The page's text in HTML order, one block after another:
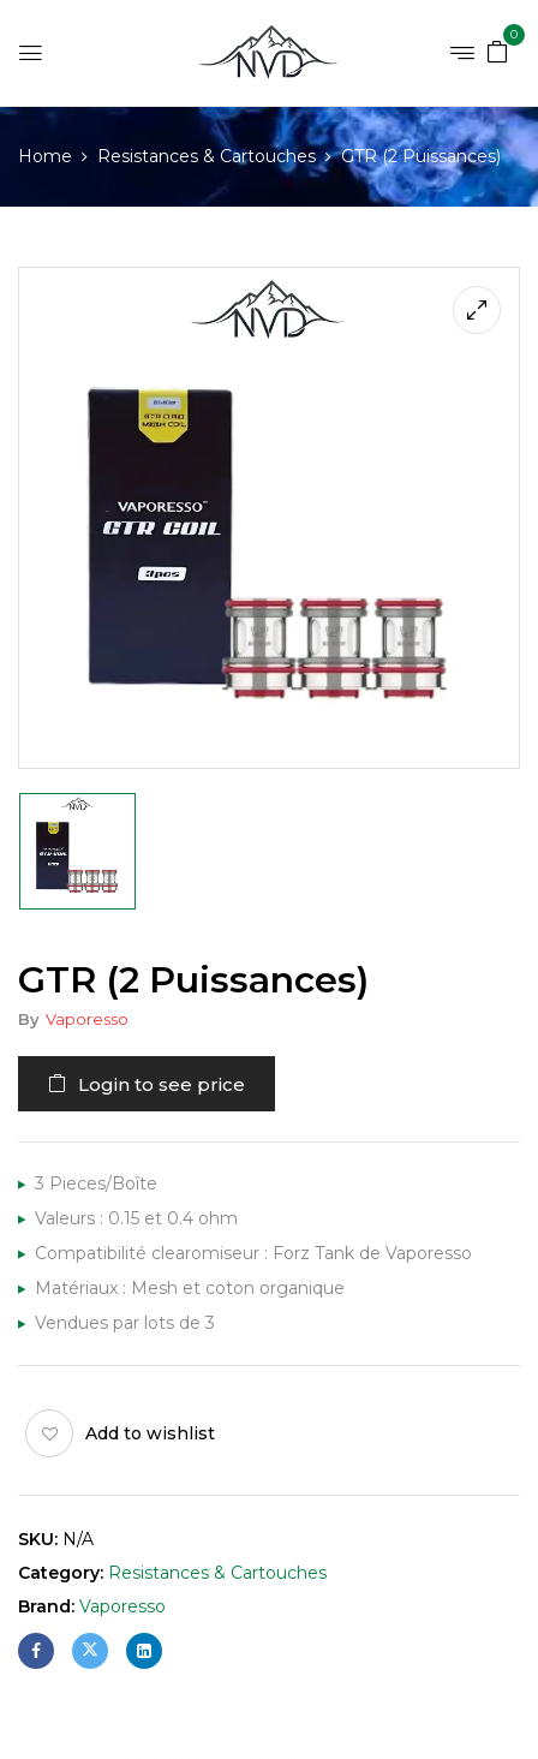
0
Home Resistances & Cartouches GTR (2 Puissances)
GTR (2 Puissances)
By Vaporesso
Login to see price
3 Pieces/Boîte
Valeurs : 0.15 et 0.4 ohm
Compatibilité clearomiseur : Forz Tank de Vaporesso
Matériaux : Mesh et coton organique
Vendues par lots de 3
Add to wishlist
SKU: N/A
Category: Resistances & Cartouches
Brand: Vaporesso